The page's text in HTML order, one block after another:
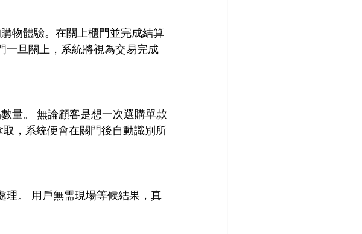
物體驗。在關上櫃門並完成結算
一旦關上，系統將視為交易完成
量。 無論顧客是想一次選購單款
，系統便會在關門後自動識別所
理。 用戶無需現場等候結果，真